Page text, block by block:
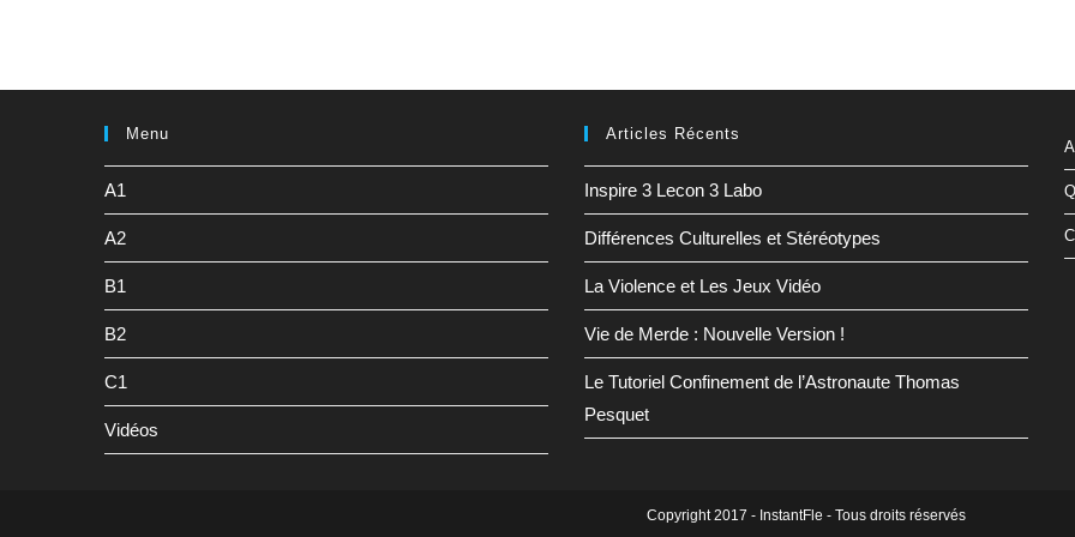
Menu
A1
A2
B1
B2
C1
Vidéos
Articles Récents
Inspire 3 Lecon 3 Labo
Différences Culturelles et Stéréotypes
La Violence et Les Jeux Vidéo
Vie de Merde : Nouvelle Version !
Le Tutoriel Confinement de l’Astronaute Thomas
Pesquet
Copyright 2017 - InstantFle - Tous droits réservés